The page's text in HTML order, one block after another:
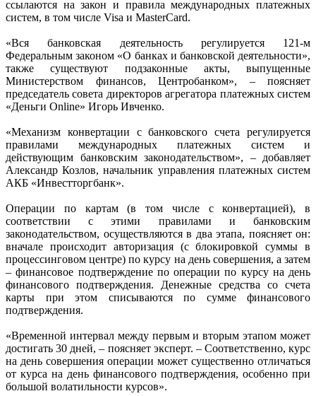
ссылаются на закон и правила международных платежных
систем, в том числе Visa и MasterCard.
«Вся банковская деятельность регулируется 121-м
Федеральным законом «О банках и банковской деятельности»,
также существуют подзаконные акты, выпущенные
Министерством финансов, Центробанком», – поясняет
председатель совета директоров агрегатора платежных систем
«Деньги Online» Игорь Ивченко.
«Механизм конвертации с банковского счета регулируется
правилами международных платежных систем и
действующим банковским законодательством», – добавляет
Александр Козлов, начальник управления платежных систем
АКБ «Инвестторгбанк».
Операции по картам (в том числе с конвертацией), в
соответствии с этими правилами и банковским
законодательством, осуществляются в два этапа, поясняет он:
вначале происходит авторизация (с блокировкой суммы в
процессинговом центре) по курсу на день совершения, а затем
– финансовое подтверждение по операции по курсу на день
финансового подтверждения. Денежные средства со счета
карты при этом списываются по сумме финансового
подтверждения.
«Временной интервал между первым и вторым этапом может
достигать 30 дней, – поясняет эксперт. – Соответственно, курс
на день совершения операции может существенно отличаться
от курса на день финансового подтверждения, особенно при
большой волатильности курсов».